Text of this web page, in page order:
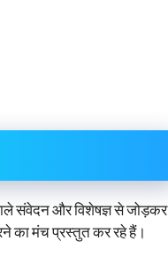
संवेदन और विशेषज्ञ से जोड़कर
का मंच प्रस्तुत कर रहे हैं।